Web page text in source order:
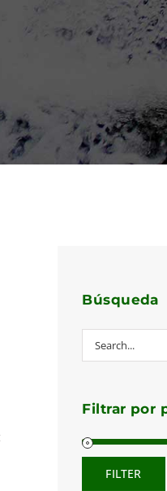
Búsqueda
Filtrar por
FILTER